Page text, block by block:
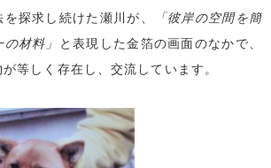
探求し続けた瀬川が、
「彼岸の空間を簡
材料」 と表現した金箔の画面のなかで、
等しく存在し、交流しています。